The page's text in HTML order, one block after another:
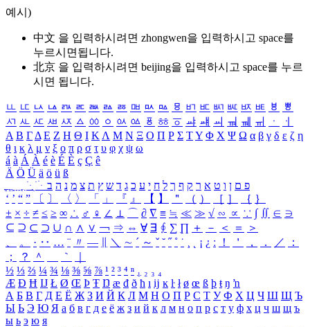
예시)
中文 을 입력하시려면 zhongwen을 입력하시고 space를
누르시면됩니다.
北京 을 입력하시려면 beijing을 입력하시고 space를 누르
시면 됩니다.
ㅥ ㅦ ㅧ ㅨ ㅩ ㅪ ㅫ ㅬ ㅭ ㅮ ㅯ ㅰ ㅱ ㅲ ㅳ ㅴ ㅵ ㅶ ㅷ ㅸ
ㅹ
ㅺ ㅻ ㅼ ㅽ ㅾ ㅿ ㆀ ㆁ ㆂ ㆃ ㆄ ㆅ ㆆ ㆇ ㆈ ㆉ ㆊ ㆋ ㆌ ㆍ
ㆎ
Α Β ΓΔ Ε Ζ Η Θ Ι ΚΛ Μ Ν Ξ Ο Π Ρ Σ ΤΥ Φ Χ Ψ Ω α β γ δ ε ζ η
θ ι κ λ μ ν ξ ο π ρ σ τ υ φ χ ψ ω
á à Á À é è É È ç Ç ê
Ä Ö Ü ä ö ü ß
ִֶֹ ֻּ ׁׂ פ ם ן ו ט א ר ק ף ך ל ח י ע כ ג ד ש ץ ת צ מ נ ה ב
‘ ’ “ ” 〔 〕 〈 〉 「 」 『 』 【 】 ＂ （ ） ［ ］ ｛ ｝
± × ÷ ≠ ≤ ≥ ∞ ∴ ♂ ♀ ∠ ⊥ ⌒ ∂ ∇ ≡ ≒ ≪ ≫ √ ∽ ∝ ∵ ∫ ∬ ∈ ∋
⊆ ⊇ ⊂ ⊃ ∪ ∩ ∧ ∨ ￢ ⇒ ⇔ ∀ ∃ ∮ ∑ ∏ ＋ － ＜ ＝
＞
、
。 · ‥ … ¨ 〃 ― ＼ ∼ ´ ～ ˇ ˘ ˝ ˚ ˙ ¸ ¡ ¿ ː ！ ＇ ， ． ／
：
；
？ ＾ ｀
½ ⅓ ⅔ ¼ ¾ ⅛ ⅜ ⅝ ⅞ ¹ ² ³ ⁴ ⁿ ₁ ₂ ₃ ₄
Æ Ð Ħ Ĳ Ł Ø Œ Þ Ŧ Ŋ æ đ ð ħ ı ĳ ĸ ŀ ł ø œ ß þ ŧ ŋ ŉ
А Б В Г Д Е Ё Ж З И Й К Л М Н О П Р С Т У Ф Х Ц Ч Ш Щ Ъ
Ы Ь Э Ю Я а б в г д е ё ж з и й к л м н о п р с т у ф х ц ч ш щ ъ
ы ь э ю я